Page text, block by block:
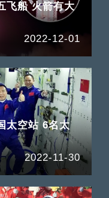
飞船 火箭有大
2022-12-01
太空站 6名太
2022-11-30